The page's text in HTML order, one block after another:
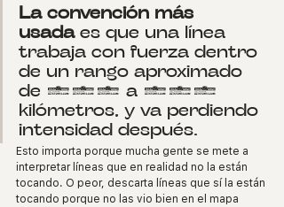
La convención más
usada es que una línea
trabaja con fuerza dentro
de un rango aproximado
de 100 a 300
kilómetros, y va perdiendo
intensidad después.
Esto importa porque mucha gente se mete a
interpretar líneas que en realidad no la están
tocando. O peor, descarta líneas que sí la están
tocando porque no las vio bien en el mapa